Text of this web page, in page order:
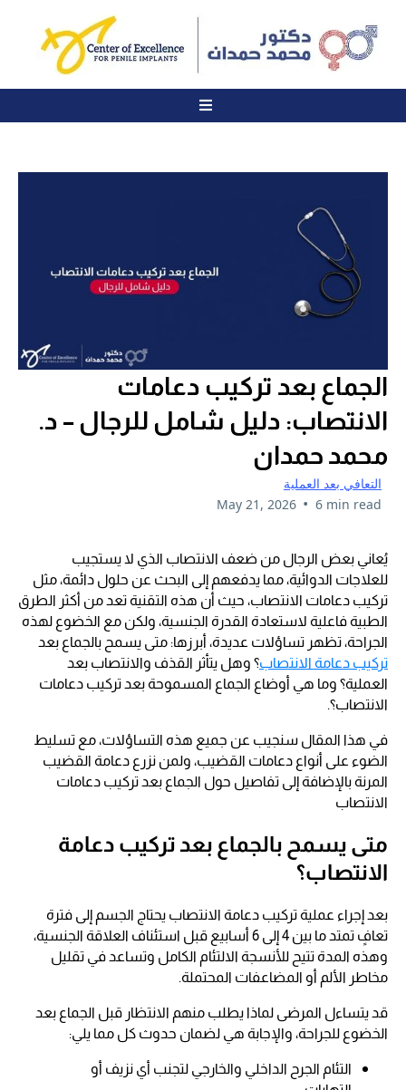
الجماع بعد تركيب دعامات
الانتصاب: دليل شامل للرجال – د.
محمد حمدان
التعافي بعد العملية
May 21, 2026 • 6 min read
يُعاني بعض الرجال من ضعف الانتصاب الذي لا يستجيب
للعلاجات الدوائية، مما يدفعهم إلى البحث عن حلول دائمة، مثل
تركيب دعامات الانتصاب، حيث أن هذه التقنية تعد من أكثر الطرق
الطبية فاعلية لاستعادة القدرة الجنسية، ولكن مع الخضوع لهذه
الجراحة، تظهر تساؤلات عديدة، أبرزها: متى يسمح بالجماع بعد
تركيب دعامة الانتصاب؟ وهل يتأثر القذف والانتصاب بعد
العملية؟ وما هي أوضاع الجماع المسموحة بعد تركيب دعامات
الانتصاب؟.
في هذا المقال سنجيب عن جميع هذه التساؤلات، مع تسليط
الضوء على أنواع دعامات القضيب، ولمن نزرع دعامة القضيب
المرنة بالإضافة إلى تفاصيل حول الجماع بعد تركيب دعامات
الانتصاب
متى يسمح بالجماع بعد تركيب دعامة
الانتصاب؟
بعد إجراء عملية تركيب دعامة الانتصاب يحتاج الجسم إلى فترة
تعافٍ تمتد ما بين 4 إلى 6 أسابيع قبل استئناف العلاقة الجنسية،
وهذه المدة تتيح للأنسجة الالتئام الكامل وتساعد في تقليل
مخاطر الألم أو المضاعفات المحتملة.
قد يتساءل المرضى لماذا يطلب منهم الانتظار قبل الجماع بعد
الخضوع للجراحة، والإجابة هي لضمان حدوث كل مما يلي:
التئام الجرح الداخلي والخارجي لتجنب أي نزيف أو